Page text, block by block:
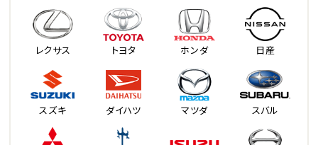
レクサス トヨタ ホンダ 日産
スズキ ダイハツ マツダ スバル